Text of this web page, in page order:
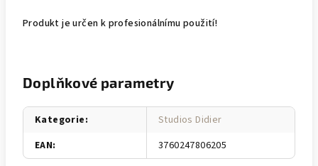
Produkt je určen k profesionálnímu použití!
Doplňkové parametry
Kategorie:
Studios Didier
EAN: 3760247806205